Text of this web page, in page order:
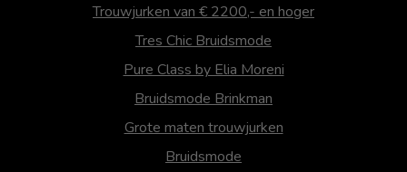
Trouwjurken van € 2200,- en hoger
Tres Chic Bruidsmode
Pure Class by Elia Moreni
Bruidsmode Brinkman
Grote maten trouwjurken
Bruidsmode